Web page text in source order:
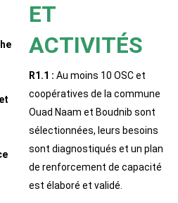
ET
ACTIVITÉS
R1.1 : Au moins 10 OSC et
coopératives de la commune
Ouad Naam et Boudnib sont
sélectionnées, leurs besoins
sont diagnostiqués et un plan
de renforcement de capacité
est élaboré et validé.